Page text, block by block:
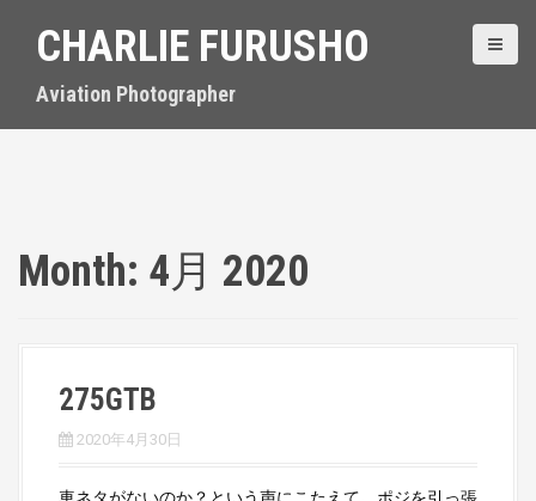
CHARLIE FURUSHO
Aviation Photographer
Month: 4月 2020
275GTB
2020年4月30日